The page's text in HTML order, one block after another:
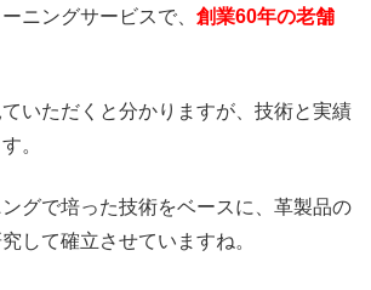
ニングサービスで、 創業60年の老舗
いただくと分かりますが、技術と実績
。
グで培った技術をベースに、革製品の
して確立させていますね。